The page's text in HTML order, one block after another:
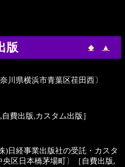
版 ◆ ▲
奈川県横浜市青葉区荏田西〕
,自費出版,カスタム出版］
株)日経事業出版社の受託・カスタ
区日本橋茅場町〕［自費出版,